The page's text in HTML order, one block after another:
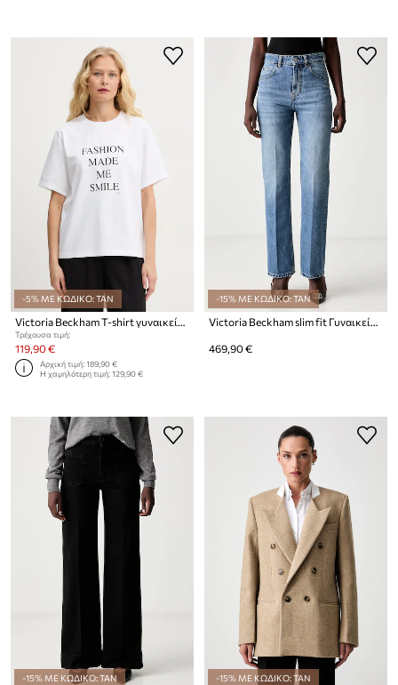
-5% ΜΕ ΚΩΔΙΚΟ: TAN
Τρέχουσα τιμή:
119,90 €
Αρχική τιμή:189,90 €
Η χαμηλότερη τιμή:129,90 €
-15% ΜΕ ΚΩΔΙΚΟ: TAN
469,90 €
-15% ΜΕ ΚΩΔΙΚΟ: TAN -15% ΜΕ ΚΩΔΙΚΟ: TAN